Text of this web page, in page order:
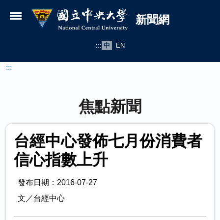
國立中央大學新聞網
新聞網
::: 中 EN
:::
焦點新聞
台經中心發佈七月份消費者
信心指數上升
發布日期：2016-07-27
文／台經中心